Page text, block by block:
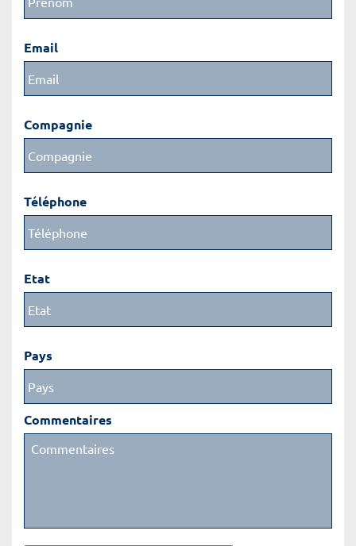
Email
Compagnie
Téléphone
Etat
Pays
Commentaires